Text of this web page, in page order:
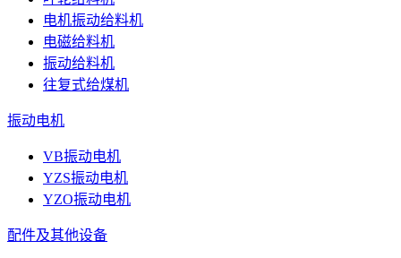
电机振动给料机
电磁给料机
振动给料机
往复式给煤机
振动电机
VB振动电机
YZS振动电机
YZO振动电机
配件及其他设备